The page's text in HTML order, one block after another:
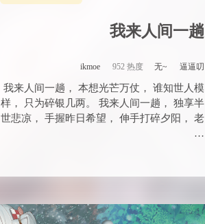
我来人间一趟
ikmoe 952 热度 无~ 逼逼叨
我来人间一趟， 本想光芒万仗， 谁知世人模
样， 只为碎银几两。 我来人间一趟， 独享半
世悲凉， 手握昨日希望， 伸手打碎夕阳， 老
…